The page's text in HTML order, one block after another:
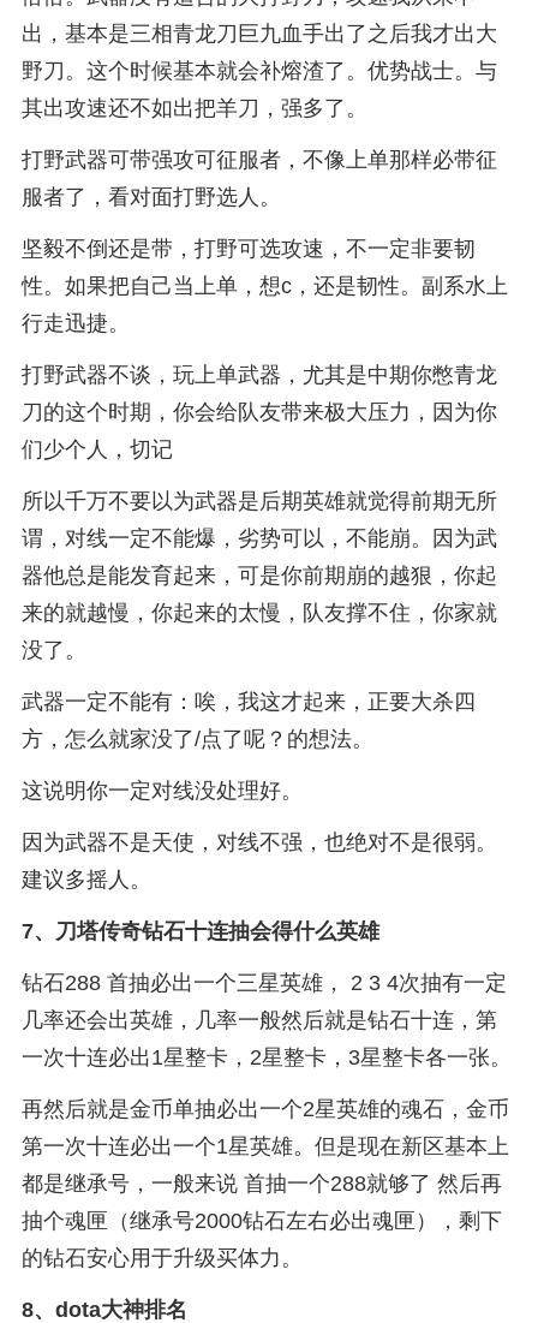
出，基本是三相青龙刀巨九血手出了之后我才出大
野刀。这个时候基本就会补熔渣了。优势战士。与
其出攻速还不如出把羊刀，强多了。
打野武器可带强攻可征服者，不像上单那样必带征
服者了，看对面打野选人。
坚毅不倒还是带，打野可选攻速，不一定非要韧
性。如果把自己当上单，想c，还是韧性。副系水上
行走迅捷。
打野武器不谈，玩上单武器，尤其是中期你憋青龙
刀的这个时期，你会给队友带来极大压力，因为你
们少个人，切记
所以千万不要以为武器是后期英雄就觉得前期无所
谓，对线一定不能爆，劣势可以，不能崩。因为武
器他总是能发育起来，可是你前期崩的越狠，你起
来的就越慢，你起来的太慢，队友撑不住，你家就
没了。
武器一定不能有：唉，我这才起来，正要大杀四
方，怎么就家没了/点了呢？的想法。
这说明你一定对线没处理好。
因为武器不是天使，对线不强，也绝对不是很弱。
建议多摇人。
7、 刀塔传奇钻石十连抽会得什么英雄
钻石288 首抽必出一个三星英雄， 2 3 4次抽有一定
几率还会出英雄，几率一般然后就是钻石十连，第
一次十连必出1星整卡，2星整卡，3星整卡各一张。
再然后就是金币单抽必出一个2星英雄的魂石，金币
第一次十连必出一个1星英雄。但是现在新区基本上
都是继承号，一般来说 首抽一个288就够了 然后再
抽个魂匣（继承号2000钻石左右必出魂匣），剩下
的钻石安心用于升级买体力。
8、 dota大神排名